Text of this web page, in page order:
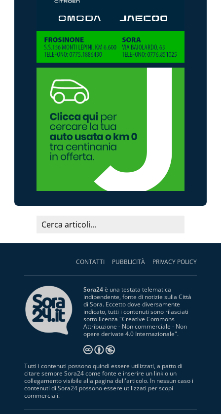
CONTATTI PUBBLICITÀ PRIVACY POLICY
Sora24è una testata telematica
indipendente, fonte di notizie sulla Città
di Sora. Eccetto dove diversamente
indicato, tutti i contenuti sono rilasciati
sotto licenza "Creative Commons
Attribuzione - Non commerciale - Non
opere derivate 4.0 Internazionale".
Tutti i contenuti possono quindi essere utilizzati, a patto di
citare sempre Sora24 come fonte e inserire un link o un
collegamento visibile alla pagina dell'articolo. In nessun caso i
contenuti di Sora24 possono essere utilizzati per scopi
commerciali.